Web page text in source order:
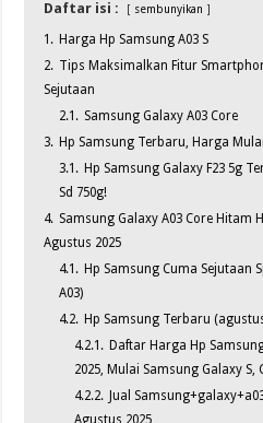
Daftar isi : sembunyikan
1. Harga Hp Samsung A03 S
2. Tips Maksimalkan Fitur
Sejutaan
2.1. Samsung Galaxy A03 Core
3. Hp Samsung Terbaru, Harga
3.1. Hp Samsung Galaxy F23 5g
Sd 750g!
4. Samsung Galaxy A03 Core Hitam
Agustus 2025
4.1. Hp Samsung Cuma Sejutaan
A03)
4.2. Hp Samsung Terbaru
4.2.1. Daftar Harga Hp
2025, Mulai Samsung Galaxy
4.2.2. Jual